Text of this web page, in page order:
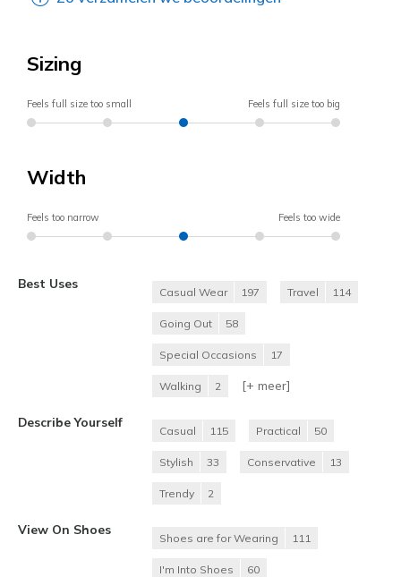
Sizing
Feels full size too small Feels full size too big
Width
Feels too narrow Feels too wide
Best Uses
Casual Wear 197 Travel 114
Going Out 58
Special Occasions 17
Walking 2 [+ meer]
Describe Yourself
Casual 115 Practical 50
Stylish 33 Conservative 13
Trendy 2
View On Shoes
Shoes are for Wearing 111
I'm Into Shoes 60